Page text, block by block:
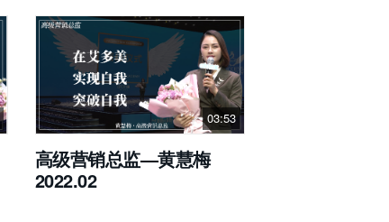
03:53
高级营销总监—黄慧梅
2022.02